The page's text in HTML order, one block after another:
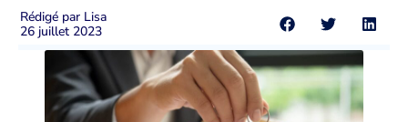
Rédigé par Lisa
26 juillet 2023